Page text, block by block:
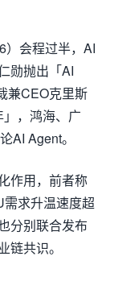
）会程过半，AI
勋抛出「AI
兼CEO克里斯
，鸿海、广
AI Agent。
作用，前者称
求升温速度超
分别联合发布
共识。